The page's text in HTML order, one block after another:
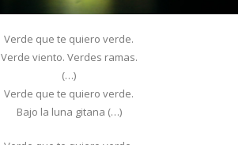
Verde que te quiero verde.
Verde viento. Verdes ramas.
(…)
Verde que te quiero verde.
Bajo la luna gitana (…)